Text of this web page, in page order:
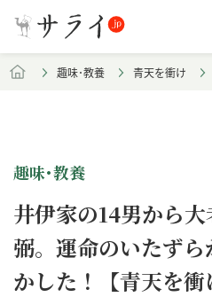
趣味･教養 青天を衝け
趣味･教養
井伊家の14男から
弼。運命のいたず
かした！【青天を衝